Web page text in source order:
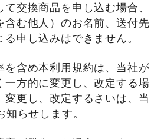
交換商品を申し込む場合、
含む他人）のお名前、送付先
申し込みはできません。
を含め本利用規約は、当社が
一方的に変更し、改定する場
変更し、改定するさいは、当
らせします。